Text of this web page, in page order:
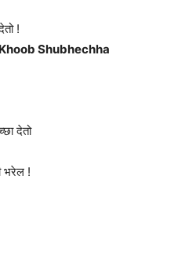
!
Shubhechha
देतो
भरेल !